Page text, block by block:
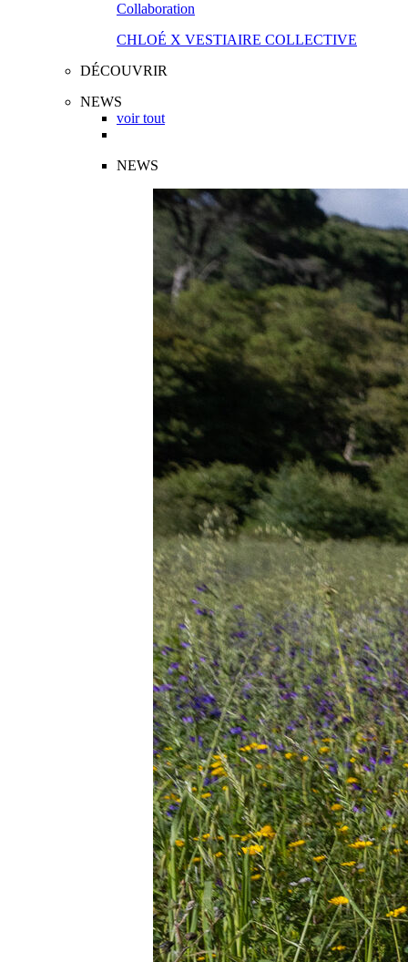
Collaboration
CHLOÉ X VESTIAIRE COLLECTIVE
DÉCOUVRIR
NEWS
voir tout
NEWS